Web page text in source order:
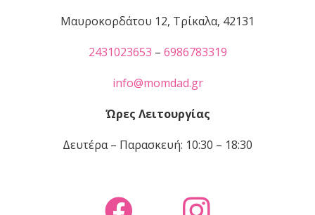
Μαυροκορδάτου 12, Τρίκαλα, 42131
2431023653 – 6986783319
info@momdad.gr
Ώρες Λειτουργίας
Δευτέρα – Παρασκευή: 10:30 – 18:30